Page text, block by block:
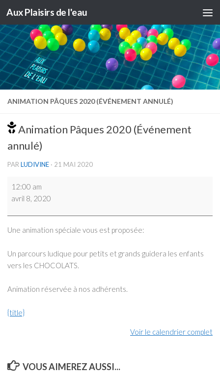
Skip to content
Aux Plaisirs de l'eau
ANIMATION PÂQUES 2020 (ÉVÉNEMENT ANNULÉ)
Animation Pâques 2020 (Événement
annulé)
PARLUDIVINE · 21 MAI 2020
Animation
Pâques
(Événement
annulé)
12:00 am
avril 8, 2020
Une animation spéciale vous est proposée:
Un parcours ludique pour petits et grands guidera les enfants
vers les CHOCOLATS.
Animation réservée à nos adhérents.
{title}
Voir le calendrier complet
VOUS AIMEREZ AUSSI...